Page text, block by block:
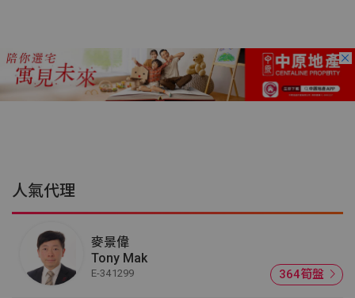
人氣代理
麥景偉
Tony Mak
E-341299 364筍盤